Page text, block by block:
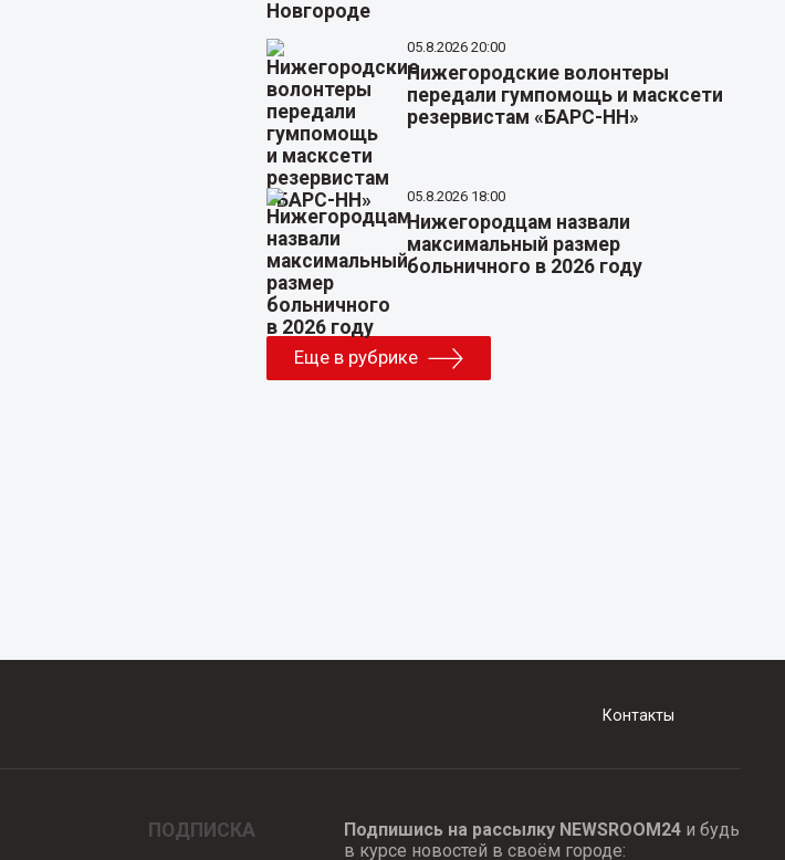
05.8.2026 20:00
Нижегородские волонтеры
передали гумпомощь и масксети
резервистам «БАРС-НН»
05.8.2026 18:00
Нижегородцам назвали
максимальный размер
больничного в 2026 году
Еще в рубрике
Контакты
ПОДПИСКА Подпишись на рассылку NEWSROOM24и будь
в курсе новостей в своём городе: